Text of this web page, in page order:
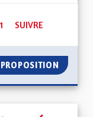
51 ABONNÉS
SUIVRE